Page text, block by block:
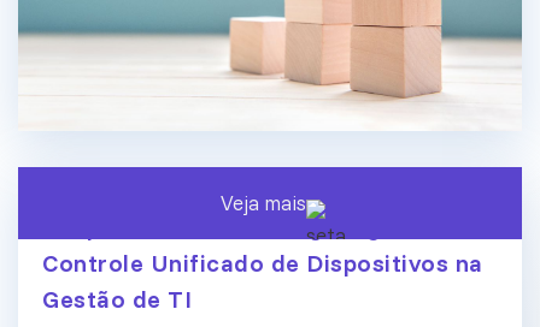
Endpoint Central ManageEngine:
Controle Unificado de Dispositivos na
Gestão de TI
Veja mais